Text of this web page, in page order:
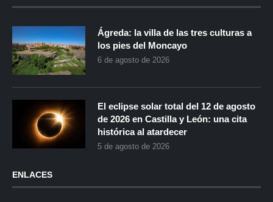
Ágreda: la villa de las tres culturas a
los pies del Moncayo
6 de agosto de 2026
El eclipse solar total del 12 de agosto
de 2026 en Castilla y León: una cita
histórica al atardecer
5 de agosto de 2026
ENLACES